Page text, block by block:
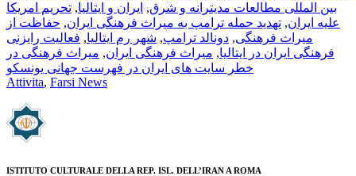
بین المللی مطالعات مدیترانه و شرق, ایران و ایتالیا, تحریم امریکا
علیه ایران, تهدید حمله ترامپ به میراث فرهنگی ایران, حفاظت از
میراث فرهنگی, دونالد ترامپ, شهر رم ایتالیا, فعالیت رایزنی
فرهنگی ایران در ایتالیا, میراث فرهنگی ایران, میراث فرهنگی در
خطر سایت های ایران در فهرست جهانی یونسکو
Attivita, Farsi News
ISTITUTO CULTURALE DELLA REP. ISL. DELL’IRAN A ROMA